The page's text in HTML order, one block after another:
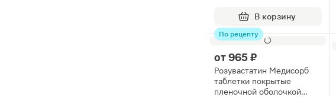
В корзину
По рецепту
от965 ₽
Розувастатин Медисорб
таблетки покрытые
пленочной оболочкой